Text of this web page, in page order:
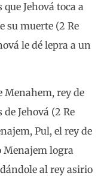
que Jehová toca a
su muerte (2 Re
le dé lepra a un
Menahem, rey de
Jehová (2 Re
Pul, el rey de
Menajem logra
al rey asirio